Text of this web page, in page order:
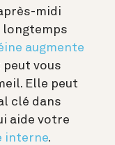
midi
longtemps
augmente
peut vous
Elle peut
clé dans
aide votre
interne.